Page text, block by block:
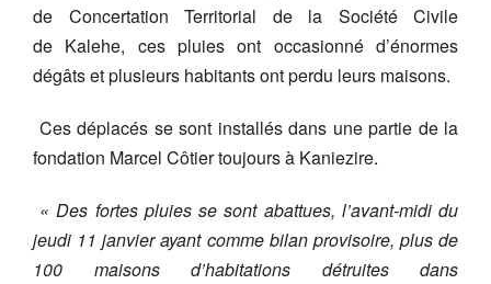
de Concertation Territorial de la Société Civile
de Kalehe, ces pluies ont occasionné d’énormes
dégâts et plusieurs habitants ont perdu leurs maisons.
Ces déplacés se sont installés dans une partie de la
fondation Marcel Côtier toujours à Kaniezire.
« Des fortes pluies se sont abattues, l’avant-midi du
jeudi 11 janvier ayant comme bilan provisoire, plus de
100 maisons d’habitations détruites dans